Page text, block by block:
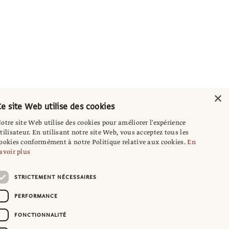
×
site Web utilise des cookies
site Web utilise des cookies pour améliorer l'expérience
En utilisant notre site Web, vous acceptez tous les
conformément à notre Politique relative aux cookies.En
plus
STRICTEMENT NÉCESSAIRES
PERFORMANCE
FONCTIONNALITÉ